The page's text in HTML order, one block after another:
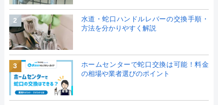
2
水道・蛇口ハンドルレバーの交換手順・
方法を分かりやすく解説
3
ホームセンターで蛇口交換は可能！料金
の相場や業者選びのポイント